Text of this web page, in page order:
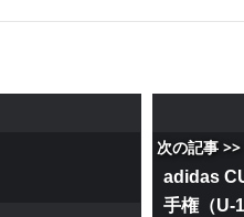
次の記事 >>
adidas
手権（U-